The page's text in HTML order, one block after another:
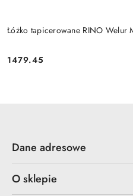
Łóżko tapicerowane RINO Welur
Cena:
1479.45
Dane adresowe
O sklepie